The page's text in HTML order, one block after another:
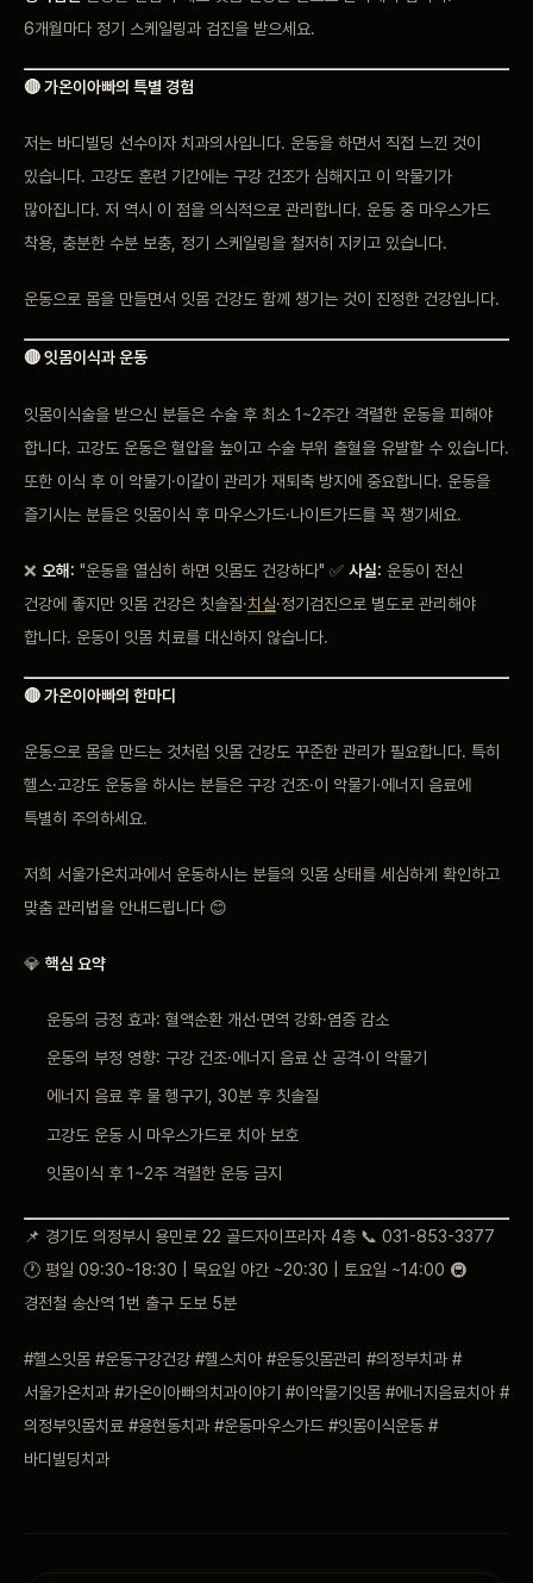
6개월마다 정기 스케일링과 검진을 받으세요.
🔴 가온이아빠의 특별 경험
저는 바디빌딩 선수이자 치과의사입니다. 운동을 하면서 직접 느낀 것이
있습니다. 고강도 훈련 기간에는 구강 건조가 심해지고 이 악물기가
많아집니다. 저 역시 이 점을 의식적으로 관리합니다. 운동 중 마우스가드
착용, 충분한 수분 보충, 정기 스케일링을 철저히 지키고 있습니다.
운동으로 몸을 만들면서 잇몸 건강도 함께 챙기는 것이 진정한 건강입니다.
🔴 잇몸이식과 운동
잇몸이식술을 받으신 분들은 수술 후 최소 1~2주간 격렬한 운동을 피해야
합니다. 고강도 운동은 혈압을 높이고 수술 부위 출혈을 유발할 수 있습니다.
또한 이식 후 이 악물기·이갈이 관리가 재퇴축 방지에 중요합니다. 운동을
즐기시는 분들은 잇몸이식 후 마우스가드·나이트가드를 꼭 챙기세요.
❌ 오해: "운동을 열심히 하면 잇몸도 건강하다" ✅ 사실: 운동이 전신
건강에 좋지만 잇몸 건강은 칫솔질·치실·정기검진으로 별도로 관리해야
합니다. 운동이 잇몸 치료를 대신하지 않습니다.
🔴 가온이아빠의 한마디
운동으로 몸을 만드는 것처럼 잇몸 건강도 꾸준한 관리가 필요합니다. 특히
헬스·고강도 운동을 하시는 분들은 구강 건조·이 악물기·에너지 음료에
특별히 주의하세요.
저희 서울가온치과에서 운동하시는 분들의 잇몸 상태를 세심하게 확인하고
맞춤 관리법을 안내드립니다 😊
💎 핵심 요약
운동의 긍정 효과: 혈액순환 개선·면역 강화·염증 감소
운동의 부정 영향: 구강 건조·에너지 음료 산 공격·이 악물기
에너지 음료 후 물 헹구기, 30분 후 칫솔질
고강도 운동 시 마우스가드로 치아 보호
잇몸이식 후 1~2주 격렬한 운동 금지
📌 경기도 의정부시 용민로 22 골드자이프라자 4층 📞 031-853-3377
🕐 평일 09:30~18:30 | 목요일 야간 ~20:30 | 토요일 ~14:00 🚇
경전철 송산역 1번 출구 도보 5분
#헬스잇몸 #운동구강건강 #헬스치아 #운동잇몸관리 #의정부치과 #
서울가온치과 #가온이아빠의치과이야기 #이악물기잇몸 #에너지음료치아 #
의정부잇몸치료 #용현동치과 #운동마우스가드 #잇몸이식운동 #
바디빌딩치과